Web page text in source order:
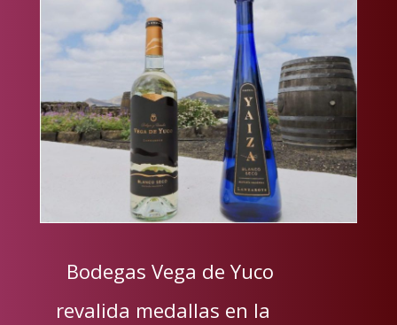
Bodegas Vega de Yuco
revalida medallas en la